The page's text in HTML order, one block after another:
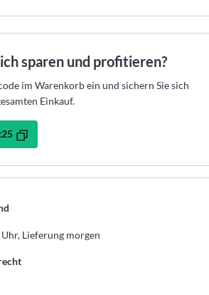
sparen und profitieren?
im Warenkorb ein und sichern Sie sich
Einkauf.
Lieferung morgen